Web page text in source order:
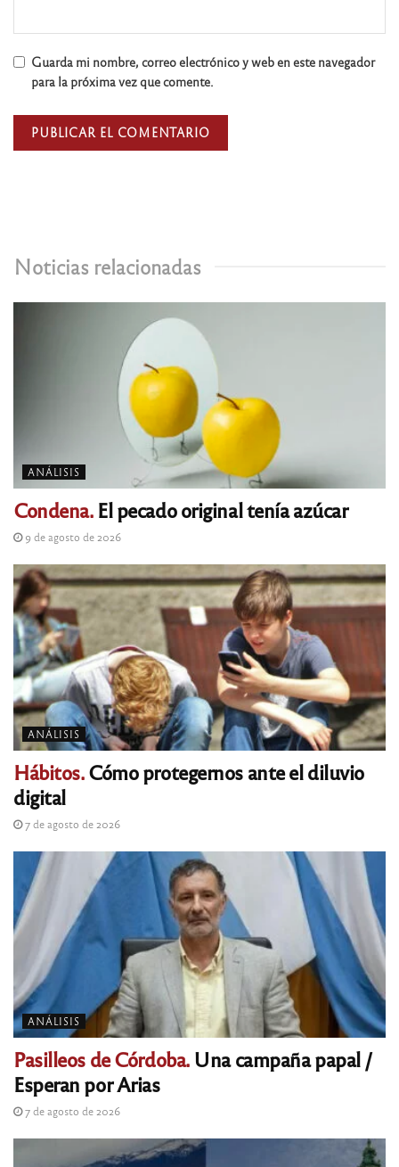
Noticias relacionadas
ANÁLISIS
Condena.El pecado original tenía azúcar
9 de agosto de 2026
ANÁLISIS
Hábitos.Cómo protegernos ante el diluvio
digital
7 de agosto de 2026
ANÁLISIS
Pasilleos de Córdoba.Una campaña papal /
Esperan por Arias
7 de agosto de 2026
Guarda mi nombre, correo electrónico y web en este navegador
para la próxima vez que comente.